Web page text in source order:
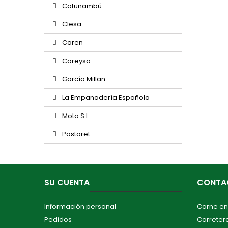
Catunambú
Clesa
Coren
Coreysa
García Millän
La Empanadería Española
Mota S.L
Pastoret
SU CUENTA
Información personal
Pedidos
Carne